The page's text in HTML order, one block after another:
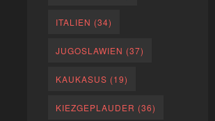
ITALIEN (34)
JUGOSLAWIEN (37)
KAUKASUS (19)
KIEZGEPLAUDER (36)